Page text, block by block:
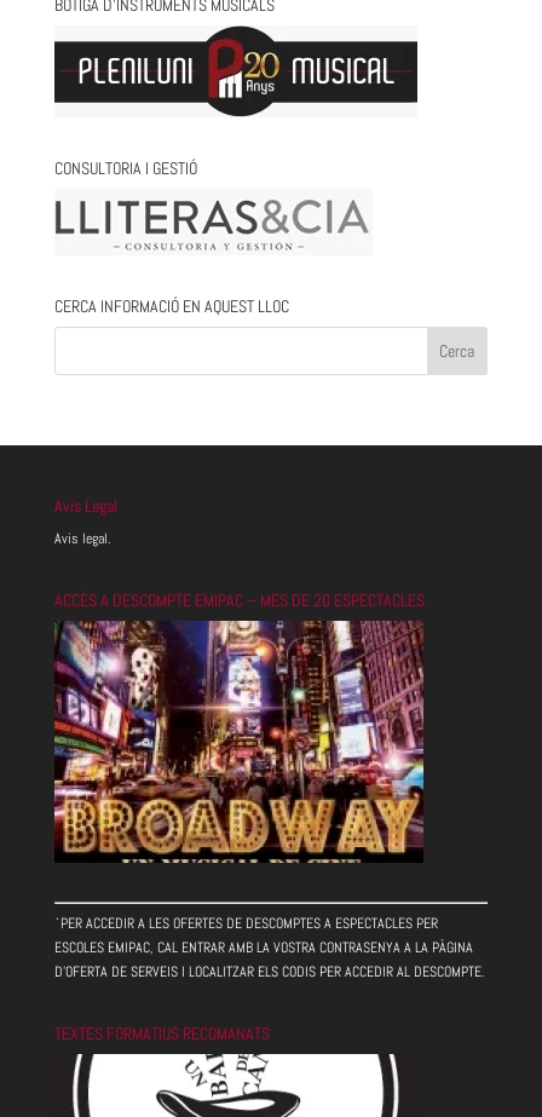
BOTIGA D’INSTRUMENTS MUSICALS
CONSULTORIA I GESTIÓ
CERCA INFORMACIÓ EN AQUEST LLOC
Avis Legal
Avis legal.
ACCÉS A DESCOMPTE EMIPAC – MES DE 20 ESPECTACLES
`PER ACCEDIR A LES OFERTES DE DESCOMPTES A ESPECTACLES PER
ESCOLES EMIPAC, CAL ENTRAR AMB LA VOSTRA CONTRASENYA A LA PÀGINA
D'OFERTA DE SERVEIS I LOCALITZAR ELS CODIS PER ACCEDIR AL DESCOMPTE.
TEXTES FORMATIUS RECOMANATS